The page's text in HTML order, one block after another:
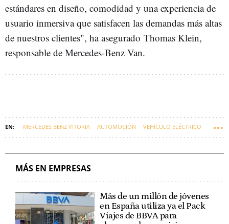
estándares en diseño, comodidad y una experiencia de
usuario inmersiva que satisfacen las demandas más altas
de nuestros clientes", ha asegurado Thomas Klein,
responsable de Mercedes-Benz Van.
MERCEDES BENZ VITORIA AUTOMOCIÓN VEHÍCULO ELÉCTRICO
MÁS EN EMPRESAS
Más de un millón de jóvenes
en España utiliza ya el Pack
Viajes de BBVA para